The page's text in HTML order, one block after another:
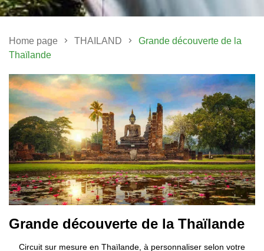
Home page THAILAND
Grande découverte de la
Thaïlande
Grande découverte de la Thaïlande
Circuit sur mesure en Thaïlande, à personnaliser selon votre